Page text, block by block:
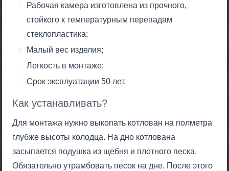
Рабочая камера изготовлена из прочного,
стойкого к температурным перепадам
стеклопластика;
Малый вес изделия;
Легкость в монтаже;
Срок эксплуатации 50 лет.
Как устанавливать?
Для монтажа нужно выкопать котлован на полметра
глубже высоты колодца. На дно котлована
засыпается подушка из щебня и плотного песка.
Обязательно утрамбовать песок на дне. После этого